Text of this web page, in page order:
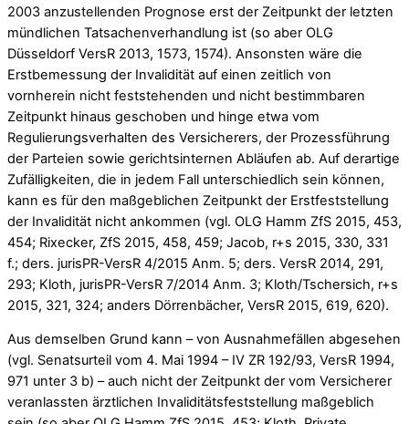
2003 anzustellenden Prognose erst der Zeitpunkt der letzten
mündlichen Tatsachenverhandlung ist (so aber OLG
Düsseldorf VersR 2013, 1573, 1574). Ansonsten wäre die
Erstbemessung der Invalidität auf einen zeitlich von
vornherein nicht feststehenden und nicht bestimmbaren
Zeitpunkt hinaus geschoben und hinge etwa vom
Regulierungsverhalten des Versicherers, der Prozessführung
der Parteien sowie gerichtsinternen Abläufen ab. Auf derartige
Zufälligkeiten, die in jedem Fall unterschiedlich sein können,
kann es für den maßgeblichen Zeitpunkt der Erstfeststellung
der Invalidität nicht ankommen (vgl. OLG Hamm ZfS 2015, 453,
454; Rixecker, ZfS 2015, 458, 459; Jacob, r+s 2015, 330, 331
f.; ders. jurisPR-VersR 4/2015 Anm. 5; ders. VersR 2014, 291,
293; Kloth, jurisPR-VersR 7/2014 Anm. 3; Kloth/Tschersich, r+s
2015, 321, 324; anders Dörrenbächer, VersR 2015, 619, 620).
Aus demselben Grund kann – von Ausnahmefällen abgesehen
(vgl. Senatsurteil vom 4. Mai 1994 – IV ZR 192/93, VersR 1994,
971 unter 3 b) – auch nicht der Zeitpunkt der vom Versicherer
veranlassten ärztlichen Invaliditätsfeststellung maßgeblich